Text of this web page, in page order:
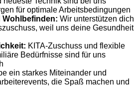
für optimale Arbeitsbedingungen
Wir unterstützen dich
weil uns deine Gesundheit
KITA-Zuschuss und flexible
Bedürfnisse sind für uns
ein starkes Miteinander und
die Spaß machen und